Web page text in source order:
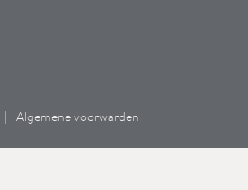
| Algemene voorwarden